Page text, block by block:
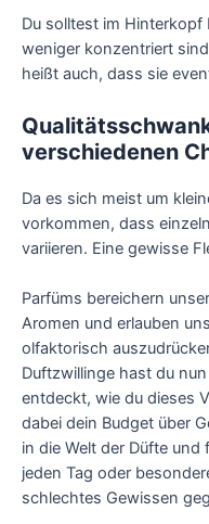
Du solltest im
weniger konzentriert
heißt auch, dass sie
verschiedenen
Da es sich meist um
vorkommen, dass
variieren. Eine gewisse
Parfüms bereichern
Aromen und erlauben
olfaktorisch
Duftzwillinge hast du
entdeckt, wie du dieses
dabei dein Budget über
in die Welt der Düfte
jeden Tag oder
schlechtes Gewissen